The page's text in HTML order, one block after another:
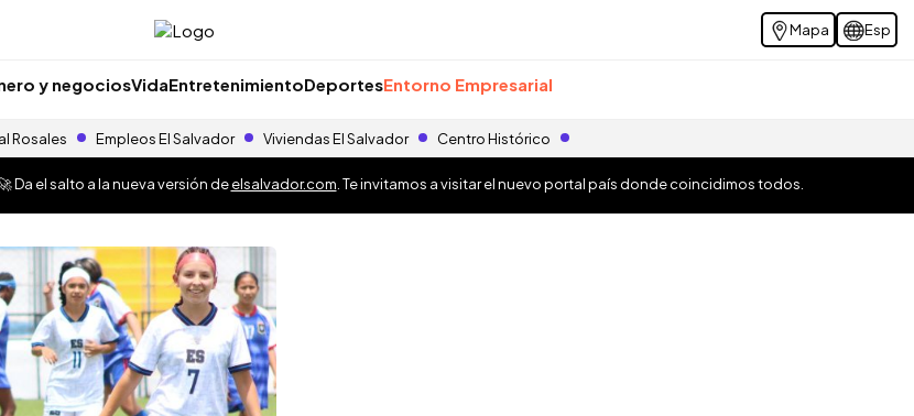
Mapa Esp
y negociosVidaEntretenimientoDeportesEntorno Empresarial
Rosales Empleos El Salvador Viviendas El Salvador Centro Histórico
Da el salto a la nueva versión deelsalvador.com . Te invitamos a visitar el nuevo portal país donde coincidimos todos.